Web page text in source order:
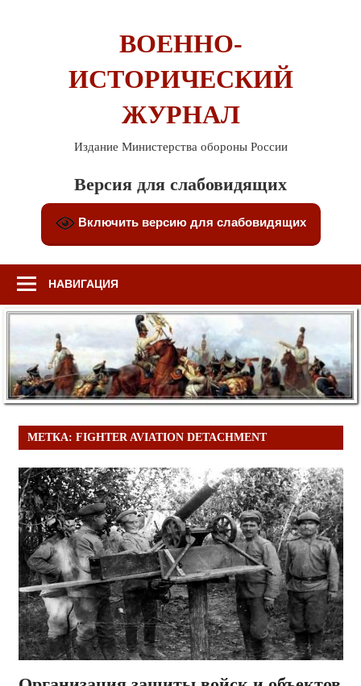
ВОЕННО-
ИСТОРИЧЕСКИЙ
ЖУРНАЛ
Издание Министерства обороны России
Версия для слабовидящих
Включить версию для слабовидящих
НАВИГАЦИЯ
МЕТКА: FIGHTER AVIATION DETACHMENT